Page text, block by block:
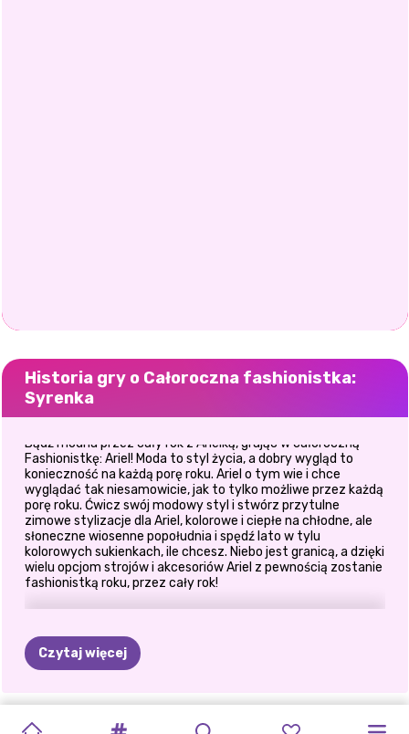
Historia gry o Całoroczna fashionistka:
Syrenka
Bądź modna przez cały rok z Arielką, grając w całoroczną
Fashionistkę: Ariel! Moda to styl życia, a dobry wygląd to
konieczność na każdą porę roku. Ariel o tym wie i chce
wyglądać tak niesamowicie, jak to tylko możliwe przez każdą
porę roku. Ćwicz swój modowy styl i stwórz przytulne
zimowe stylizacje dla Ariel, kolorowe i ciepłe na chłodne, ale
słoneczne wiosenne popołudnia i spędź lato w tylu
kolorowych sukienkach, ile chcesz. Niebo jest granicą, a dzięki
wielu opcjom strojów i akcesoriów Ariel z pewnością zostanie
fashionistką roku, przez cały rok!
Czytaj więcej
STYL
PRZEBIERANKA
PATCHWORKOWE ZŁOCZYŃCY DZIEWCZYNY